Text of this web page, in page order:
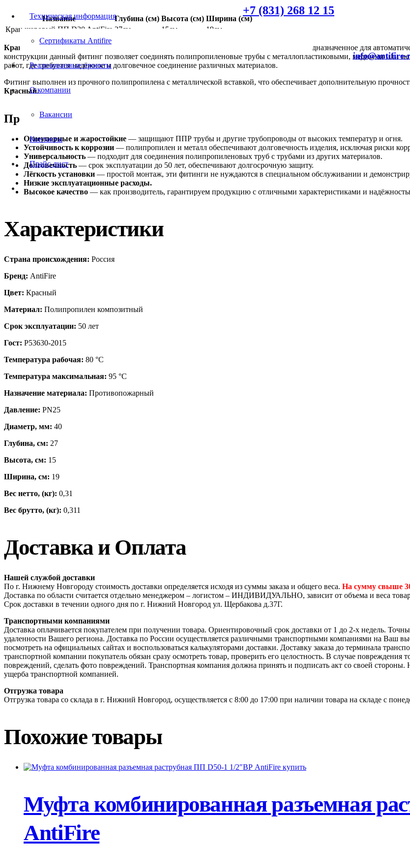
+7 (831) 268 12 15
info@antifire-
Техническая информация
Сертификаты Antifire
Реализованные проекты
О компании
Вакансии
Контакты
Прайс-лист
Название Глубина (см) Высота (см) Ширина (см)
Кран шаровый ПП D20 AntiFire 27см 15см 19см
Кран шаровый ПП D40 AntiFire
— это высококачественное соединительное изделие, предназначенное для
конструкции данный фитинг позволяет соединять полипропиленовые трубы с металлопластиковыми, медными или
работ, где требуется надёжное и долговечное соединение различных материалов.
Фитинг выполнен из прочного полипропилена с металлической вставкой, что обеспечивает дополнительную
Красный.
Преимущества
Огнеупорные и жаростойкие — защищают ППР трубы и другие трубопроводы от высоких температур и огня.
Устойчивость к коррозии — полипропилен и металл обеспечивают долговечность изделия, исключая риски
Универсальность — подходит для соединения полипропиленовых труб с трубами из других материалов.
Долговечность — срок эксплуатации до 50 лет, обеспечивают долгосрочную защиту.
Лёгкость установки — простой монтаж, эти фитинги не нуждаются в специальном обслуживании и
Низкие эксплуатационные расходы.
Высокое качество — как производитель, гарантируем продукцию с отличными характеристиками и
Характеристики
Страна происхождения: Россия
Бренд: AntiFire
Цвет: Красный
Материал: Полипропилен композитный
Срок эксплуатации: 50 лет
Гост: Р53630-2015
Температура рабочая: 80 °С
Температура максимальная: 95 °С
Назначение материала: Противопожарный
Давление: PN25
Диаметр, мм: 40
Глубина, см: 27
Высота, см: 15
Ширина, см: 19
Вес нетто, (кг): 0,31
Вес брутто, (кг): 0,311
Доставка и Оплата
Нашей службой доставки
По г. Нижнему Новгороду стоимость доставки определяется исходя из суммы заказа и общего веса. На сумму свыше
Доставка по области считается отдельно менеджером – логистом – ИНДИВИДУАЛЬНО, зависит от объема и веса
Срок доставки в течении одного дня по г. Нижний Новгород ул. Щербакова д.37Г.
Транспортными компаниями
Доставка оплачивается покупателем при получении товара. Ориентировочный срок доставки от 1 до 2-х недель.
удаленности Вашего региона. Доставка по России осуществляется различными транспортными компаниями на Ваш
посмотреть на официальных сайтах и воспользоваться калькуляторами доставки. Доставку заказа до терминала
транспортной компании покупатель обязан сразу осмотреть товар, проверить его целостность. В случае повреждения
повреждений, сделать фото повреждений. Транспортная компания должна принять и подписать акт со своей
ущерба транспортной компанией.
Отгрузка товара
Отгрузка товара со склада в г. Нижний Новгород, осуществляется с 8:00 до 17:00 при наличии товара на складе с
Похожие товары
Муфта комбинированная разъемная
AntiFire